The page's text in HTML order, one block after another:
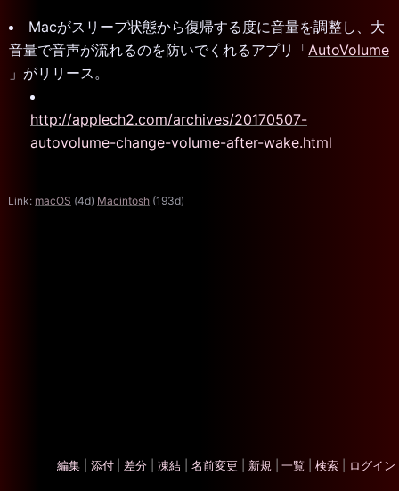
Macがスリープ状態から復帰する度に音量を調整し、大
音量で音声が流れるのを防いでくれるアプリ「AutoVolume
」がリリース。
http://applech2.com/archives/20170507-
autovolume-change-volume-after-wake.html
Link: macOS (4d) Macintosh (193d)
編集 添付 差分 凍結 名前変更 新規 一覧 検索 ログイン